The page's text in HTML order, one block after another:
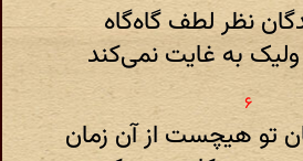
نظر لطف گاه‌گاه
به غایت نمی‌کند
تو هیچست از آن زمان